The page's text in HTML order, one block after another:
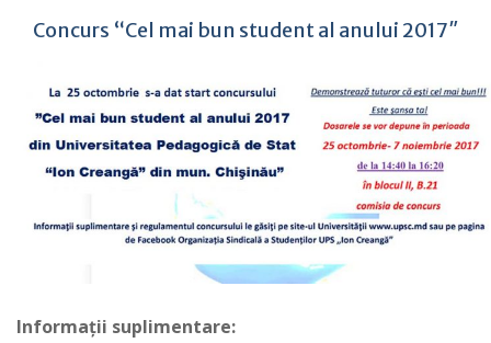
Concurs “Cel mai bun student al anului 2017″
Informații suplimentare: